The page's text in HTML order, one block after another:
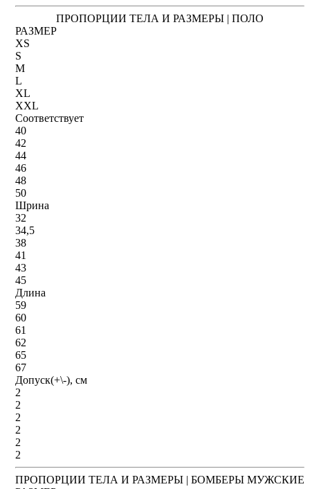
ПРОПОРЦИИ ТЕЛА И РАЗМЕРЫ | ПОЛО
РАЗМЕР
XS
S
M
L
XL
XXL
Соответствует
40
42
44
46
48
50
Шрина
32
34,5
38
41
43
45
Длина
59
60
61
62
65
67
Допуск(+\-), см
2
2
2
2
2
2
ПРОПОРЦИИ ТЕЛА И РАЗМЕРЫ | БОМБЕРЫ МУЖСКИЕ